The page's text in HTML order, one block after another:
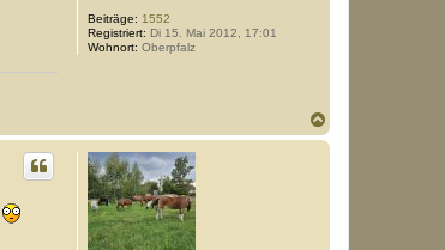
Beiträge: 1552
Registriert: Di 15. Mai 2012, 17:01
Wohnort: Oberpfalz
a